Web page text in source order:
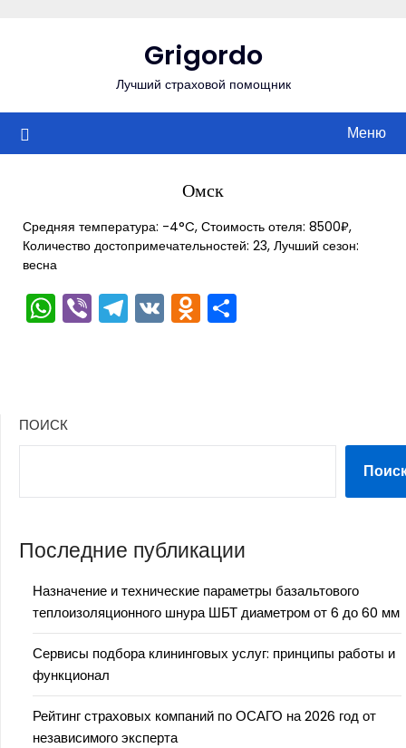
Grigordo
Лучший страховой помощник
Меню
Омск
Средняя температура: -4°C, Стоимость отеля: 8500₽,
Количество достопримечательностей: 23, Лучший сезон:
весна
WhatsApp
ViberTelegram
VKOdnoklassniki
ПОИСК
Последние публикации
Назначение и технические параметры базальтового
теплоизоляционного шнура ШБТ диаметром от 6 до 60 мм
Сервисы подбора клининговых услуг: принципы работы и
функционал
Рейтинг страховых компаний по ОСАГО на 2026 год от
независимого эксперта